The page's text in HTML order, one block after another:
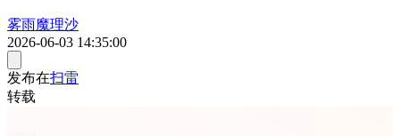
雾雨魔理沙
2026-06-03 14:35:00
发布在扫雷
转载